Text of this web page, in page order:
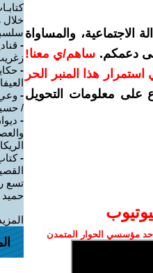
والمساواة
دعمكم. ساهم/ي معنا!
في استمرار هذا المنبر الحر
على معلومات التحويل
مؤسسي الحوار المتمدن
خلال
-
-
-
/
-
-
تسع